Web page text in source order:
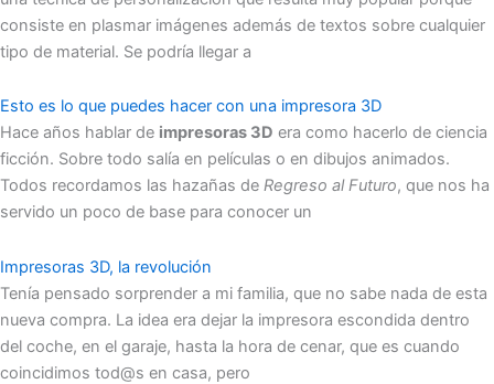
consiste en plasmar imágenes además de textos sobre cualquier
tipo de material. Se podría llegar a
Esto es lo que puedes hacer con una impresora 3D
Hace años hablar de impresoras 3D era como hacerlo de ciencia
ficción. Sobre todo salía en películas o en dibujos animados.
Todos recordamos las hazañas de Regreso al Futuro, que nos ha
servido un poco de base para conocer un
Impresoras 3D, la revolución
Tenía pensado sorprender a mi familia, que no sabe nada de esta
nueva compra. La idea era dejar la impresora escondida dentro
del coche, en el garaje, hasta la hora de cenar, que es cuando
coincidimos tod@s en casa, pero